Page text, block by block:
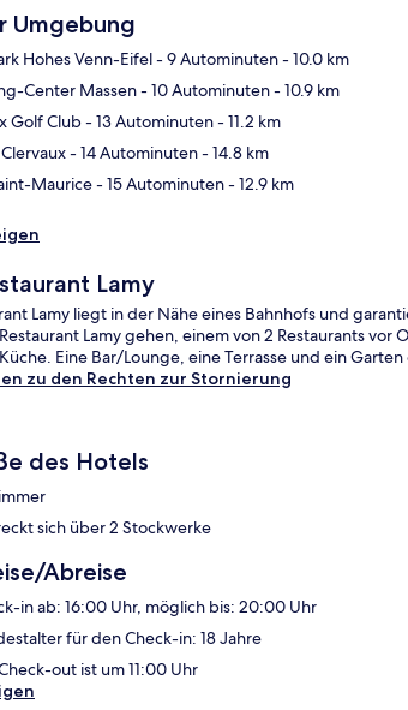
Umgebung
Hohes Venn-Eifel- 9 Autominuten- 10.0 km
Center Massen- 10 Autominuten- 10.9 km
Golf Club- 13 Autominuten- 11.2 km
- 14 Autominuten- 14.8 km
Maurice- 15 Autominuten- 12.9 km
Lamy
Lamy liegt in der Nähe eines Bahnhofs und
Lamy gehen, einem von 2 Restaurants
Eine Bar/Lounge, eine Terrasse und ein
zu den Rechten zur Stornierung
des Hotels
sich über 2 Stockwerke
Abreise
in ab: 16:00 Uhr, möglich bis: 20:00 Uhr
für den Check-in: 18 Jahre
out ist um 11:00 Uhr